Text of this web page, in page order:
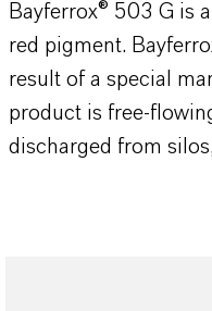
Bayferrox® 503 G is
red pigment.
result of a special
product is free-
discharged from